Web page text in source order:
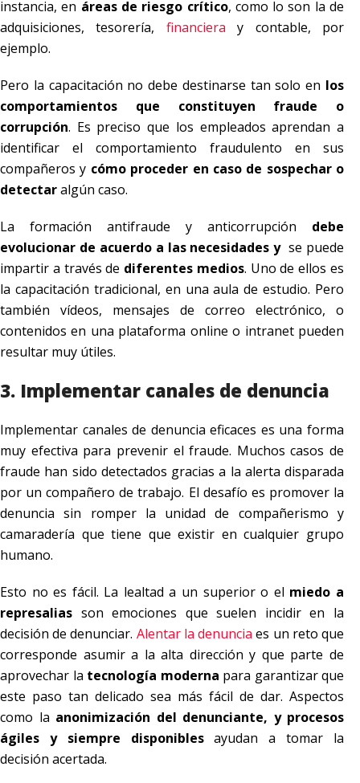
instancia, en áreas de riesgo crítico, como lo son la de
adquisiciones, tesorería, financiera y contable, por
ejemplo.
Pero la capacitación no debe destinarse tan solo en los
comportamientos que constituyen fraude o
corrupción. Es preciso que los empleados aprendan a
identificar el comportamiento fraudulento en sus
compañeros y cómo proceder en caso de sospechar o
detectaralgún caso.
La formación antifraude y anticorrupción debe
evolucionar de acuerdo a las necesidades y se puede
impartir a través de diferentes medios. Uno de ellos es
la capacitación tradicional, en una aula de estudio. Pero
también vídeos, mensajes de correo electrónico, o
contenidos en una plataforma online o intranet pueden
resultar muy útiles.
3. Implementar canales de denuncia
Implementar canales de denuncia eficaces es una forma
muy efectiva para prevenir el fraude. Muchos casos de
fraude han sido detectados gracias a la alerta disparada
por un compañero de trabajo. El desafío es promover la
denuncia sin romper la unidad de compañerismo y
camaradería que tiene que existir en cualquier grupo
humano.
Esto no es fácil. La lealtad a un superior o el miedo a
represalias son emociones que suelen incidir en la
decisión de denunciar. Alentar la denuncia es un reto que
corresponde asumir a la alta dirección y que parte de
aprovechar la tecnología moderna para garantizar que
este paso tan delicado sea más fácil de dar. Aspectos
como la anonimización del denunciante, y procesos
ágiles y siempre disponiblesayudan a tomar la
decisión acertada.